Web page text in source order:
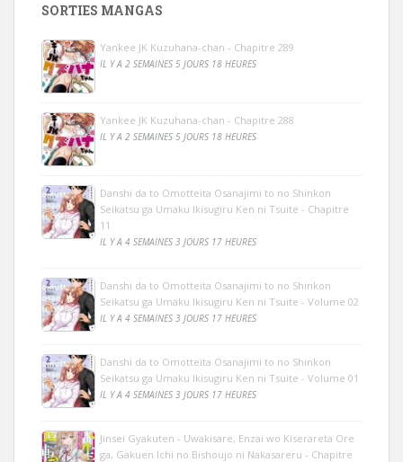
SORTIES MANGAS
Yankee JK Kuzuhana-chan - Chapitre 289
IL Y A 2 SEMAINES 5 JOURS 18 HEURES
Yankee JK Kuzuhana-chan - Chapitre 288
IL Y A 2 SEMAINES 5 JOURS 18 HEURES
Danshi da to Omotteita Osanajimi to no Shinkon
Seikatsu ga Umaku Ikisugiru Ken ni Tsuite - Chapitre
11
IL Y A 4 SEMAINES 3 JOURS 17 HEURES
Danshi da to Omotteita Osanajimi to no Shinkon
Seikatsu ga Umaku Ikisugiru Ken ni Tsuite - Volume 02
IL Y A 4 SEMAINES 3 JOURS 17 HEURES
Danshi da to Omotteita Osanajimi to no Shinkon
Seikatsu ga Umaku Ikisugiru Ken ni Tsuite - Volume 01
IL Y A 4 SEMAINES 3 JOURS 17 HEURES
Jinsei Gyakuten - Uwakisare, Enzai wo Kiserareta Ore
ga, Gakuen Ichi no Bishoujo ni Nakasareru - Chapitre